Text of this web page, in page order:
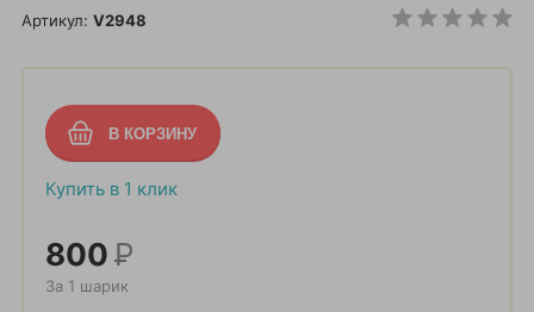
Артикул: V2948
Купить в 1 клик
800Р
За 1 шарик